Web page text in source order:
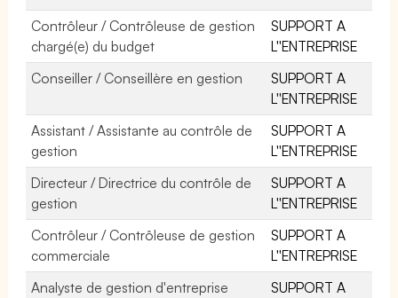
Contrôleur / Contrôleuse de gestion
chargé(e) du budget
SUPPORT A
L''ENTREPRISE
Conseiller / Conseillère en gestion
SUPPORT A
L''ENTREPRISE
Assistant / Assistante au contrôle de
gestion
SUPPORT A
L''ENTREPRISE
Directeur / Directrice du contrôle de
gestion
SUPPORT A
L''ENTREPRISE
Contrôleur / Contrôleuse de gestion
commerciale
SUPPORT A
L''ENTREPRISE
Analyste de gestion d'entreprise
SUPPORT A